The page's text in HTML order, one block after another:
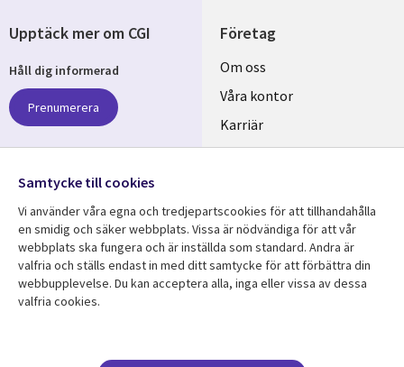
Företag
Useful
links
SWEDEN
Om oss
Våra kontor
Karriär
Hållbarhet
Resurscenter
dataskydd
Upptäck mer om CGI
Håll dig informerad
Prenumerera
Följ oss
Social
Media
SWEDEN
Samtycke till cookies
Vi använder våra egna och tredjepartscookies för att tillhandahålla
en smidig och säker webbplats. Vissa är nödvändiga för att vår
webbplats ska fungera och är inställda som standard. Andra är
valfria och ställs endast in med ditt samtycke för att förbättra din
webbupplevelse. Du kan acceptera alla, inga eller vissa av dessa
valfria cookies.